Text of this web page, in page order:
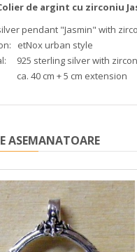
de argint cu zirconiu
pendant "Jasmin" with
etNox urban style
925 sterling silver with
40 cm + 5 cm extension
ASEMANATOARE